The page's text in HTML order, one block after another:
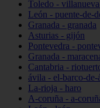
Toledo -
León - puente-de-
Granada - granada
Asturias - gijón
Pontevedra -
Granada -
Cantabria -
ávila - el-barco-de-
La-rioja - haro
A-coruña - a-